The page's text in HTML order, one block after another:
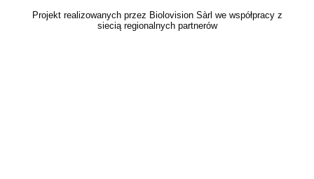
Projekt realizowanych przez Biolovision Sàrl we współpracy z
siecią regionalnych partnerów